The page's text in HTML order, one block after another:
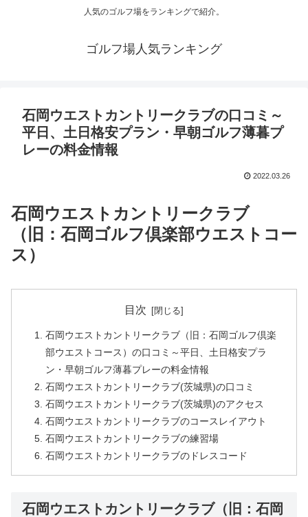
人気のゴルフ場をランキングで紹介。
ゴルフ場人気ランキング
石岡ウエストカントリークラブの口コミ～
平日、土日格安プラン・早朝ゴルフ薄暮プ
レーの料金情報
2022.03.26
石岡ウエストカントリークラブ
（旧：石岡ゴルフ倶楽部ウエストコー
ス）
目次
石岡ウエストカントリークラブ（旧：石岡ゴルフ倶楽
部ウエストコース）の口コミ～平日、土日格安プラ
ン・早朝ゴルフ薄暮プレーの料金情報
石岡ウエストカントリークラブ(茨城県)の口コミ
石岡ウエストカントリークラブ(茨城県)のアクセス
石岡ウエストカントリークラブのコースレイアウト
石岡ウエストカントリークラブの練習場
石岡ウエストカントリークラブのドレスコード
石岡ウエストカントリークラブ（旧：石岡